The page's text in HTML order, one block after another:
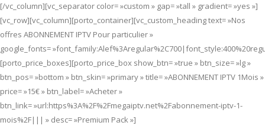
[/vc_column][vc_separator color= »custom » gap= »tall » gradient= »yes »]
[vc_row][vc_column][porto_container][vc_custom_heading text= »Nos
offres ABONNEMENT IPTV Pour particulier »
google_fonts=
[porto_price_boxes][porto_price_box show_btn= »true » btn_size= »lg »
btn_pos= »bottom » btn_skin= »primary » title= »ABONNEMENT IPTV 1Mois »
price= »15€ » btn_label= »Acheter »
btn_link= »url:https%3A%2F%2Fmegaiptv.net%2Fabonnement-iptv-1-
mois%2F||| » desc= »Premium Pack »]